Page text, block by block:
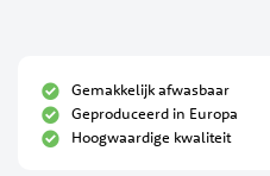
Gemakkelijk afwasbaar
Geproduceerd in Europa
Hoogwaardige kwaliteit